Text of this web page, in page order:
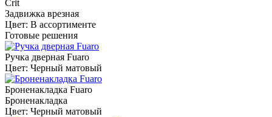
Crit
Задвижка врезная
Цвет: В ассортименте
Готовые решения
Ручка дверная Fuaro
Цвет: Черный матовый
Броненакладка Fuaro
Броненакладка
Цвет: Черный матовый